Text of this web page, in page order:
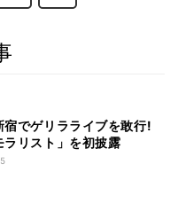
宿でゲリラライブを敢行!
ラリスト」を初披露